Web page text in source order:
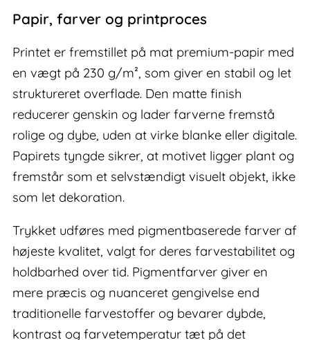
Papir, farver og printproces
Printet er fremstillet på mat premium-papir med
en vægt på 230 g/m², som giver en stabil og let
struktureret overflade. Den matte finish
reducerer genskin og lader farverne fremstå
rolige og dybe, uden at virke blanke eller digitale.
Papirets tyngde sikrer, at motivet ligger plant og
fremstår som et selvstændigt visuelt objekt, ikke
som let dekoration.
Trykket udføres med pigmentbaserede farver af
højeste kvalitet, valgt for deres farvestabilitet og
holdbarhed over tid. Pigmentfarver giver en
mere præcis og nuanceret gengivelse end
traditionelle farvestoffer og bevarer dybde,
kontrast og farvetemperatur tæt på det